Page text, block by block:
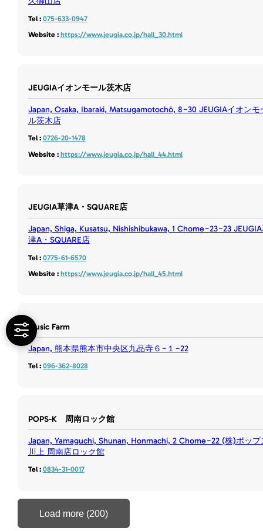
Tel : 075-633-0947
Website : https://www.jeugia.co.jp/hall_30.html
JEUGIAイオンモール茨木店
Japan, Osaka, Ibaraki, Matsugamotochō, 8−30 JEUGIAイオンモ
ル茨木店
Tel : 0726-20-1478
Website : https://www.jeugia.co.jp/hall_44.html
JEUGIA草津A・SQUARE店
Japan, Shiga, Kusatsu, Nishishibukawa, 1 Chome−23−23
津A・SQUARE店
Tel : 0775-61-6570
Website : https://www.jeugia.co.jp/hall_45.html
Music Farm
Japan, 熊本県熊本市中央区九品寺６−１−22
Tel : 096-362-8028
POPS-K 周南ロック館
Japan, Yamaguchi, Shunan, Honmachi, 2 Chome−22 (株)ポップ
川上 周南店ロック館
Tel : 0834-31-0017
Load more (200)